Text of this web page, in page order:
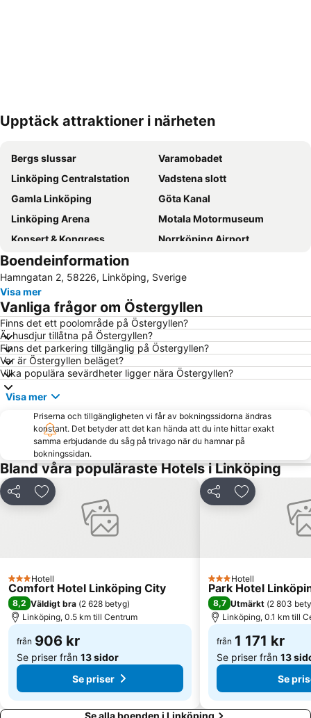
Förstora kartan
Upptäck attraktioner i närheten
Bergs slussar
Varamobadet
Linköping Centralstation
Vadstena slott
Gamla Linköping
Göta Kanal
Linköping Arena
Motala Motormuseum
Konsert & Kongress
Norrköping Airport
Linköping flygplats
Cloetta Center
Linköping City Airport
Gamla Storgatan
Linköpings domkyrka
Busfabriken
Trädgårdsföreningen
Gamla Vattentornet
Boendeinformation
Hamngatan 2, 58226, Linköping, Sverige
Visa mer
Vanliga frågor om Östergyllen
Finns det ett poolområde på Östergyllen?
Är husdjur tillåtna på Östergyllen?
Finns det parkering tillgänglig på Östergyllen?
Var är Östergyllen beläget?
Vilka populära sevärdheter ligger nära Östergyllen?
Visa mer
Priserna och tillgängligheten vi får av bokningssidorna ändras
konstant. Det betyder att det kan hända att du inte hittar exakt
samma erbjudande du såg på trivago när du hamnar på
bokningssidan.
Bland våra populäraste Hotels i Linköping
Dela Lägg till i Mina Favoriter
3 Stjärnor
Hotell
Comfort Hotel Linköping City
8,2 Väldigt bra (2 628 betyg)
Linköping, 0.5 km till Centrum
från 906 kr
Se priser från 13 sidor
Se priser
Dela Lägg till i
3 Stjärnor
Hotell
Park Hotel
8,7 Utmärkt (2 803
Linköping, 0.1 km till
från 1 171 kr
Se priser från 13
Se
Se alla boenden i Linköping